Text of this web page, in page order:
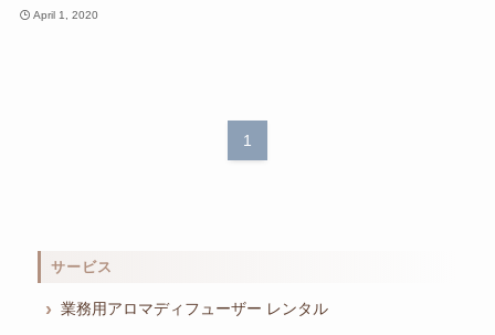
April 1, 2020
1
サービス
業務用アロマディフューザー レンタル